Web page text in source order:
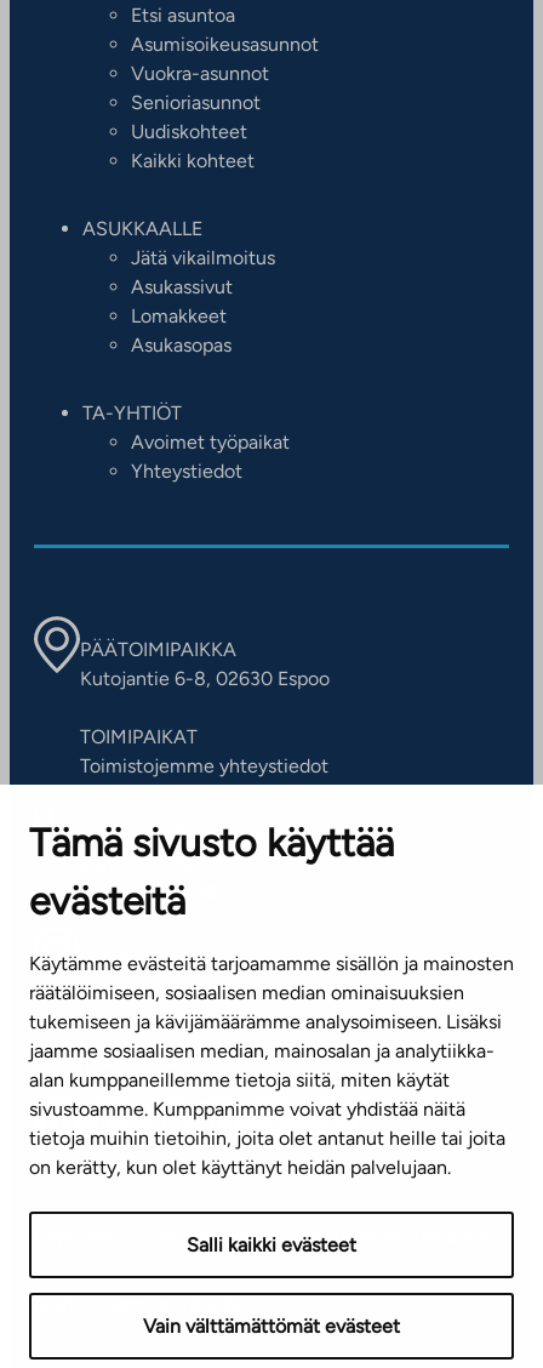
Tämä sivusto käyttää
evästeitä
Käytämme evästeitä tarjoamamme sisällön ja mainosten
räätälöimiseen, sosiaalisen median ominaisuuksien
tukemiseen ja kävijämäärämme analysoimiseen. Lisäksi
jaamme sosiaalisen median, mainosalan ja analytiikka-
alan kumppaneillemme tietoja siitä, miten käytät
sivustoamme. Kumppanimme voivat yhdistää näitä
tietoja muihin tietoihin, joita olet antanut heille tai joita
on kerätty, kun olet käyttänyt heidän palvelujaan.
Salli kaikki evästeet
Vain välttämättömät evästeet
Etsi asuntoa
Asumisoikeusasunnot
Vuokra-asunnot
Senioriasunnot
Uudiskohteet
Kaikki kohteet
ASUKKAALLE
Jätä vikailmoitus
Asukassivut
Lomakkeet
Asukasopas
TA-YHTIÖT
Avoimet työpaikat
Yhteystiedot
PÄÄTOIMIPAIKKA
Kutojantie 6-8, 02630 Espoo
TOIMIPAIKAT
Toimistojemme yhteystiedot
ASIAKASPALVELUKESKUS
Puh. 045 7734 3777
(arkisin klo 8-16)
info@ta.fi
Tilaa uutiskirje
Mediapankki
TietosuojaselosteSaavutettavuusseloste